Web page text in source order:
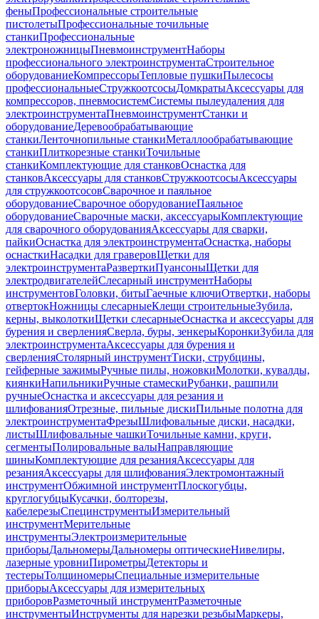
феныПрофессиональные строительные
пистолетыПрофессиональные точильные
станкиПрофессиональные
электроножницыПневмоинструментНаборы
профессионального электроинструментаСтроительное
оборудованиеКомпрессорыТепловые пушкиПылесосы
профессиональныеСтружкоотсосыДомкратыАксессуары для
компрессоров, пневмосистемСистемы пылеудаления для
электроинструментаПневмоинструментСтанки и
оборудованиеДеревообрабатывающие
станкиЛенточнопильные станкиМеталлообрабатывающие
станкиПлиткорезные станкиТочильные
станкиКомплектующие для станковОснастка для
станковАксессуары для станковСтружкоотсосыАксессуары
для стружкоотсосовСварочное и паяльное
оборудованиеСварочное оборудованиеПаяльное
оборудованиеСварочные маски, аксессуарыКомплектующие
для сварочного оборудованияАксессуары для сварки,
пайкиОснастка для электроинструментаОснастка, наборы
оснасткиНасадки для граверовЩетки для
электроинструментаРазверткиПуансоныЩетки для
электродвигателейСлесарный инструментНаборы
инструментовГоловки, битыГаечные ключиОтвертки, наборы
отвертокНожницы слесарныеКлещи строительныеЗубила,
керны, выколоткиЩетки слесарныеОснастка и аксессуары для
бурения и сверленияСверла, буры, зенкерыКоронкиЗубила для
электроинструментаАксессуары для бурения и
сверленияСтолярный инструментТиски, струбцины,
гейферные зажимыРучные пилы, ножовкиМолотки, кувалды,
киянкиНапильникиРучные стамескиРубанки, рашпили
ручныеОснастка и аксессуары для резания и
шлифованияОтрезные, пильные дискиПильные полотна для
электроинструментаФрезыШлифовальные диски, насадки,
листыШлифовальные чашкиТочильные камни, круги,
сегментыПолировальные валыНаправляющие
шиныКомплектующие для резанияАксессуары для
резанияАксессуары для шлифованияЭлектромонтажный
инструментОбжимной инструментПлоскогубцы,
круглогубцыКусачки, болторезы,
кабелерезыСпецинструментыИзмерительный
инструментМерительные
инструментыЭлектроизмерительные
приборыДальномерыДальномеры оптическиеНивелиры,
лазерные уровниПирометрыДетекторы и
тестерыТолщиномерыСпециальные измерительные
приборыАксессуары для измерительных
приборовРазметочный инструментРазметочные
инструментыИнструменты для нарезки резьбыМаркеры,